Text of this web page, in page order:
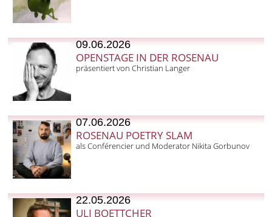
09.06.2026
OPENSTAGE IN DER ROSENAU
präsentiert von Christian Langer
07.06.2026
ROSENAU POETRY SLAM
als Conférencier und Moderator Nikita Gorbunov
22.05.2026
ULI BOETTCHER